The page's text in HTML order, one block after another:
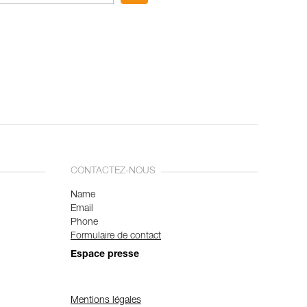
CONTACTEZ-NOUS
Name
Email
Phone
Formulaire de contact
Espace presse
Mentions légales